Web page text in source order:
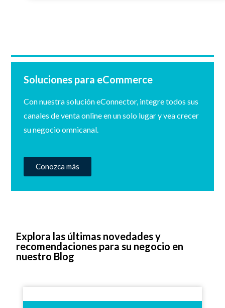
Soluciones para eCommerce
Con nuestra solución eConnector, integre todos sus
canales de venta online en un solo lugar y vea crecer
su negocio omnicanal.
Conozca más
Explora las últimas novedades y
recomendaciones para su negocio en
nuestro Blog